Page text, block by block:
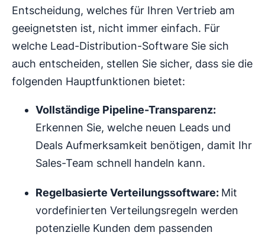
Entscheidung, welches für Ihren Vertrieb am
geeignetsten ist, nicht immer einfach. Für
welche Lead-Distribution-Software Sie sich
auch entscheiden, stellen Sie sicher, dass sie die
folgenden Hauptfunktionen bietet:
Vollständige Pipeline-Transparenz:
Erkennen Sie, welche neuen Leads und
Deals Aufmerksamkeit benötigen, damit Ihr
Sales-Team schnell handeln kann.
Regelbasierte Verteilungssoftware: Mit
vordefinierten Verteilungsregeln werden
potenzielle Kunden dem passenden